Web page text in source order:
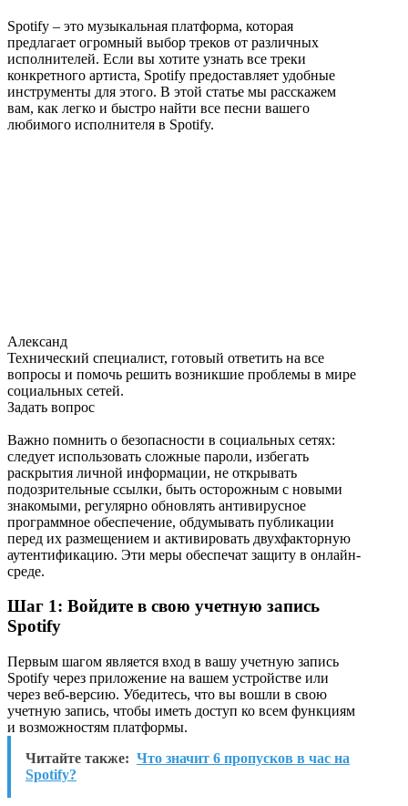
Spotify – это музыкальная платформа, которая
предлагает огромный выбор треков от различных
исполнителей. Если вы хотите узнать все треки
конкретного артиста, Spotify предоставляет удобные
инструменты для этого. В этой статье мы расскажем
вам, как легко и быстро найти все песни вашего
любимого исполнителя в Spotify.
Александ
Технический специалист, готовый ответить на все
вопросы и помочь решить возникшие проблемы в мире
социальных сетей.
Задать вопрос
Важно помнить о безопасности в социальных сетях:
следует использовать сложные пароли, избегать
раскрытия личной информации, не открывать
подозрительные ссылки, быть осторожным с новыми
знакомыми, регулярно обновлять антивирусное
программное обеспечение, обдумывать публикации
перед их размещением и активировать двухфакторную
аутентификацию. Эти меры обеспечат защиту в онлайн-
среде.
Шаг 1: Войдите в свою учетную запись
Spotify
Первым шагом является вход в вашу учетную запись
Spotify через приложение на вашем устройстве или
через веб-версию. Убедитесь, что вы вошли в свою
учетную запись, чтобы иметь доступ ко всем функциям
и возможностям платформы.
Читайте также: Что значит 6 пропусков в час на
Spotify?